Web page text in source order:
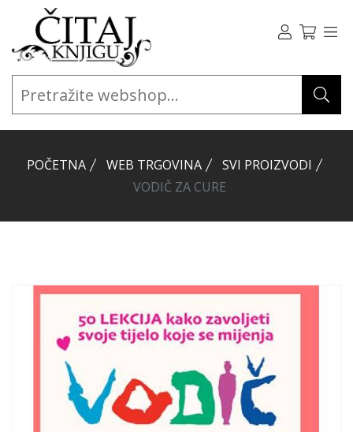
POČETNA WEB TRGOVINA
SVI PROIZVODI
VODIČ ZA CURE